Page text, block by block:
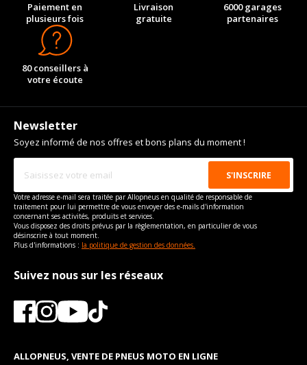
Paiement en
plusieurs fois
Livraison
gratuite
6000 garages
partenaires
80 conseillers à
votre écoute
Newsletter
Soyez informé de nos offres et bons plans du moment !
Votre adresse e-mail sera traitée par Allopneus en qualité de responsable de
traitement pour lui permettre de vous envoyer des e-mails d'information
concernant ses activités, produits et services.
Vous disposez des droits prévus par la règlementation, en particulier de vous
désinscrire à tout moment.
Plus d'informations : la politique de gestion des données.
Suivez nous sur les réseaux
ALLOPNEUS, VENTE DE PNEUS MOTO EN LIGNE